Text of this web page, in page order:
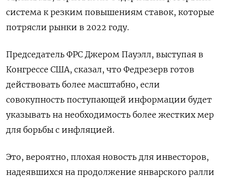
система к резким повышениям ставок, которые
потрясли рынки в 2022 году.
Председатель ФРС Джером Пауэлл, выступая в
Конгрессе США, сказал, что Федрезерв готов
действовать более масштабно, если
совокупность поступающей информации будет
указывать на необходимость более жестких мер
для борьбы с инфляцией.
Это, вероятно, плохая новость для инвесторов,
надеявшихся на продолжение январского ралли